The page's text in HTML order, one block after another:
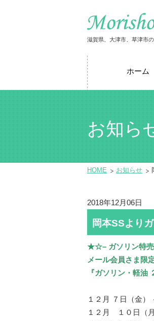
滋賀県、大津市、草津市
ホーム
お知ら
HOME お知らせ
2018年12月06日
岡本SSより
★☆– ガソリン特
メール会員さま限
『ガソリン・軽油
１２月 ７日（金）
１２月 １０日（